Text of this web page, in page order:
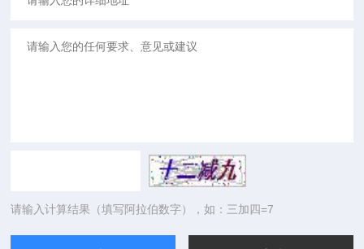
请输入计算结果（填写阿拉伯数字），如：三加四=7